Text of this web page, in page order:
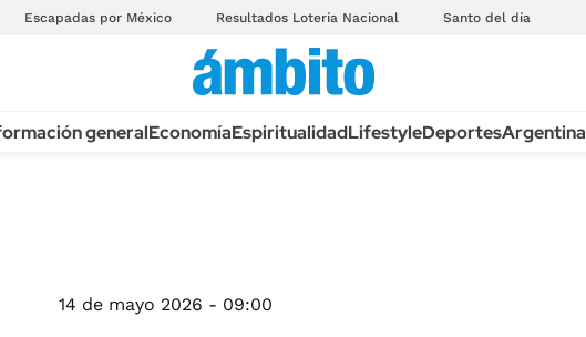
Escapadas por México Resultados Lotería Nacional Santo del día
generalEconomíaEspiritualidadLifestyleDeportesArgentina
14 de mayo 2026 - 09:00